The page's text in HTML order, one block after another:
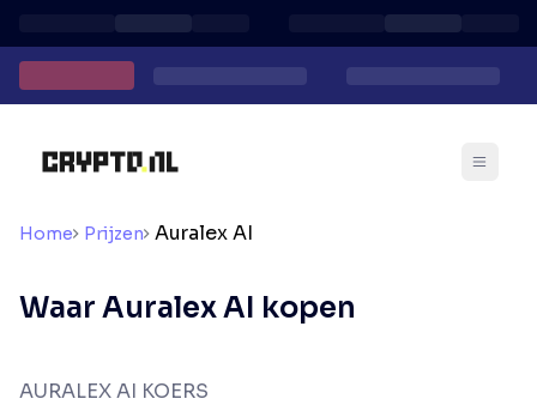
Home Prijzen Auralex AI
Waar Auralex AI kopen
AURALEX AI KOERS